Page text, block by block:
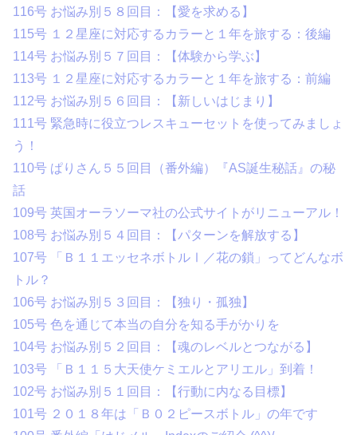
116号 お悩み別５８回目：【愛を求める】
115号 １２星座に対応するカラーと１年を旅する：後編
114号 お悩み別５７回目：【体験から学ぶ】
113号 １２星座に対応するカラーと１年を旅する：前編
112号 お悩み別５６回目：【新しいはじまり】
111号 緊急時に役立つレスキューセットを使ってみましょ
う！
110号 ぱりさん５５回目（番外編）『AS誕生秘話』の秘
話
109号 英国オーラソーマ社の公式サイトがリニューアル！
108号 お悩み別５４回目：【パターンを解放する】
107号 「Ｂ１１エッセネボトルⅠ／花の鎖」ってどんなボ
トル？
106号 お悩み別５３回目：【独り・孤独】
105号 色を通じて本当の自分を知る手がかりを
104号 お悩み別５２回目：【魂のレベルとつながる】
103号 「Ｂ１１５大天使ケミエルとアリエル」到着！
102号 お悩み別５１回目：【行動に内なる目標】
101号 ２０１８年は「Ｂ０２ピースボトル」の年です